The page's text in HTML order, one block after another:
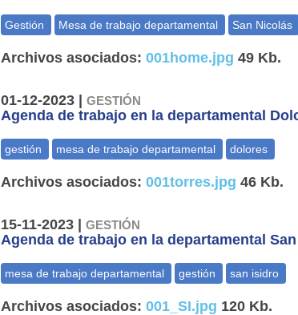
Archivos asociados: 001home.jpg 49 Kb.
01-12-2023 | GESTIÓN
Agenda de trabajo en la departamental
Archivos asociados: 001torres.jpg 46 Kb.
15-11-2023 | GESTIÓN
Agenda de trabajo en la departamental
Archivos asociados: 001_SI.jpg 120 Kb.